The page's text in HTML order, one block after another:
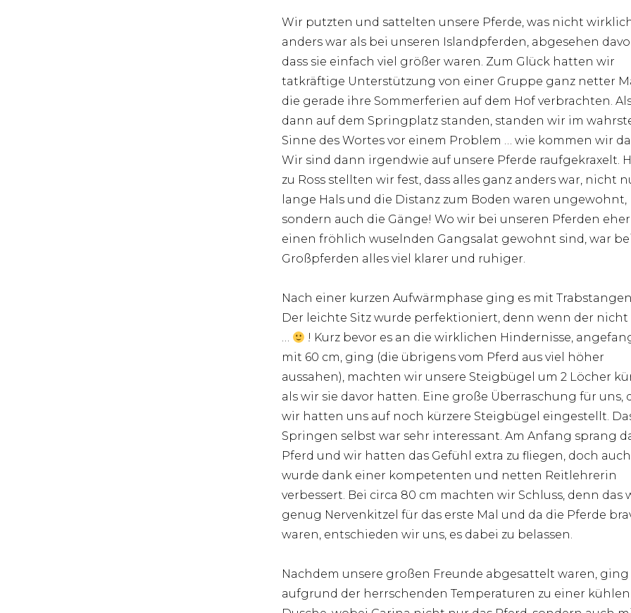
Wir putzten und sattelten unsere Pferde, was nicht
anders war als bei unseren Islandpferden, abgesehen
dass sie einfach viel größer waren. Zum Glück hatten wir
tatkräftige Unterstützung von einer Gruppe ganz netter
die gerade ihre Sommerferien auf dem Hof verbrachten.
dann auf dem Springplatz standen, standen wir im
Sinne des Wortes vor einem Problem … wie kommen wir
Wir sind dann irgendwie auf unsere Pferde raufgekraxelt.
zu Ross stellten wir fest, dass alles ganz anders war, nicht
lange Hals und die Distanz zum Boden waren ungewohnt,
sondern auch die Gänge! Wo wir bei unseren Pferden eher
einen fröhlich wuselnden Gangsalat gewohnt sind, war
Großpferden alles viel klarer und ruhiger.
Nach einer kurzen Aufwärmphase ging es mit
Der leichte Sitz wurde perfektioniert, denn wenn der nicht
…
! Kurz bevor es an die wirklichen Hindernisse,
mit 60 cm, ging (die übrigens vom Pferd aus viel höher
aussahen), machten wir unsere Steigbügel um 2 Löcher
als wir sie davor hatten. Eine große Überraschung für uns,
wir hatten uns auf noch kürzere Steigbügel eingestellt.
Springen selbst war sehr interessant. Am Anfang sprang
Pferd und wir hatten das Gefühl extra zu fliegen, doch
wurde dank einer kompetenten und netten Reitlehrerin
verbessert. Bei circa 80 cm machten wir Schluss, denn das
genug Nervenkitzel für das erste Mal und da die Pferde
waren, entschieden wir uns, es dabei zu belassen.
Nachdem unsere großen Freunde abgesattelt waren, ging
aufgrund der herrschenden Temperaturen zu einer kühlen